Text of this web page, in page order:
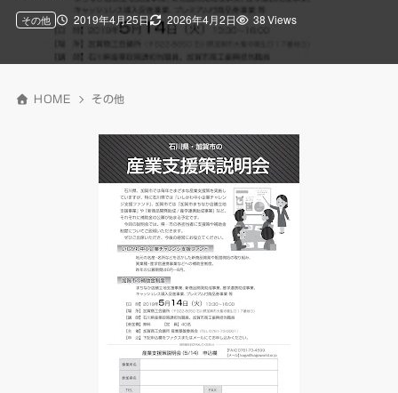
2019年4月25日 2026年4月2日
その他 38 Views
HOME その他